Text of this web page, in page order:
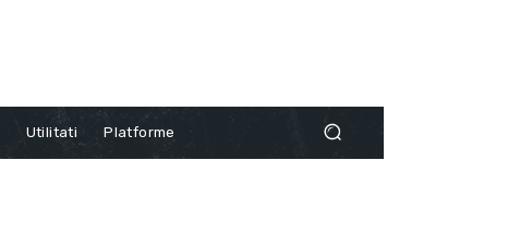
Utilitati Platforme